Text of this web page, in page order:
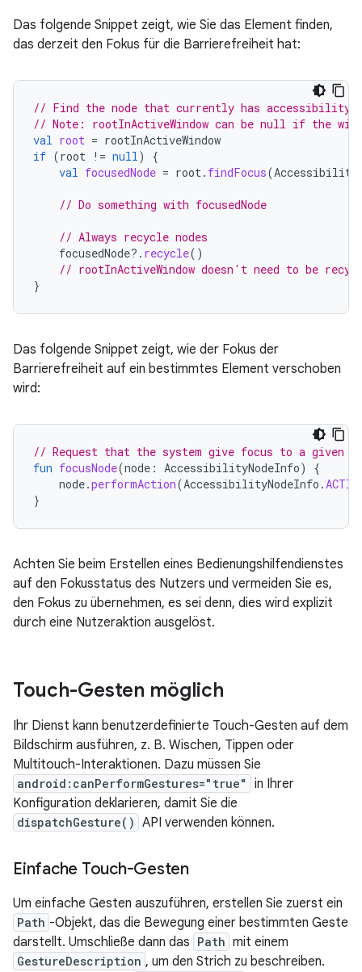
Das folgende Snippet zeigt, wie Sie das Element finden,
das derzeit den Fokus für die Barrierefreiheit hat:
// Find the node that currently has accessibility
// Note: rootInActiveWindow can be null if the
val root = rootInActiveWindow
if (root != null)
{
val focusedNode = root. findFocus(
// Do something with focusedNode
// Always recycle nodes
focusedNode?. recycle()
// rootInActiveWindow doesn't need to be
}
Das folgende Snippet zeigt, wie der Fokus der
Barrierefreiheit auf ein bestimmtes Element verschoben
wird:
// Request that the system give focus to a given
fun focusNode(node : AccessibilityNodeInfo)
{
node.performAction(AccessibilityNodeInfo .
}
Achten Sie beim Erstellen eines Bedienungshilfendienstes
auf den Fokusstatus des Nutzers und vermeiden Sie es,
den Fokus zu übernehmen, es sei denn, dies wird explizit
durch eine Nutzeraktion ausgelöst.
Touch-Gesten möglich
Ihr Dienst kann benutzerdefinierte Touch-Gesten auf dem
Bildschirm ausführen, z. B. Wischen, Tippen oder
Multitouch-Interaktionen. Dazu müssen Sie
android:canPerformGestures="true"
in Ihrer
Konfiguration deklarieren, damit Sie die
dispatchGesture() API verwenden können.
Einfache Touch-Gesten
Um einfache Gesten auszuführen, erstellen Sie zuerst ein
Path -Objekt, das die Bewegung einer bestimmten Geste
darstellt. Umschließe dann das Path mit einem
GestureDescription , um den Strich zu beschreiben.